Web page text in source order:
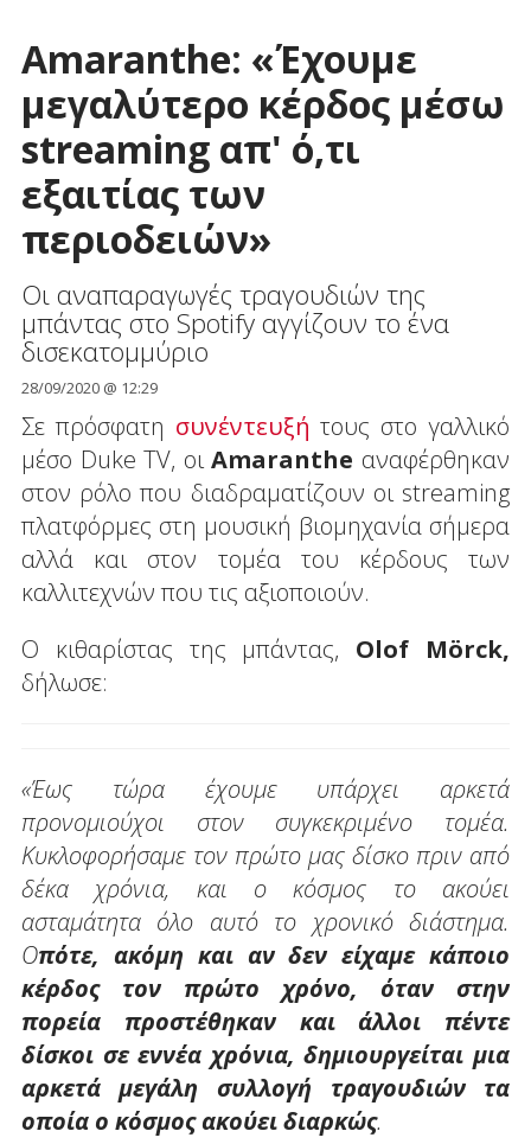
Amaranthe: «Έχουμε
μεγαλύτερο κέρδος μέσω
streaming απ' ό,τι
εξαιτίας των
περιοδειών»
Οι αναπαραγωγές τραγουδιών της
μπάντας στο Spotify αγγίζουν το ένα
δισεκατομμύριο
28/09/2020 @ 12:29
Σε πρόσφατη συνέντευξή τους στο γαλλικό
μέσο Duke TV, οιAmaranthe αναφέρθηκαν
στον ρόλο που διαδραματίζουν οι streaming
πλατφόρμες στη μουσική βιομηχανία σήμερα
αλλά και στον τομέα του κέρδους των
καλλιτεχνών που τις αξιοποιούν.
Ο κιθαρίστας της μπάντας, Olof Mörck,
δήλωσε:
«Έως τώρα έχουμε υπάρχει αρκετά
προνομιούχοι στον συγκεκριμένο τομέα.
Κυκλοφορήσαμε τον πρώτο μας δίσκο πριν από
δέκα χρόνια, και ο κόσμος το ακούει
ασταμάτητα όλο αυτό το χρονικό διάστημα.
Οπότε, ακόμη και αν δεν είχαμε κάποιο
κέρδος τον πρώτο χρόνο, όταν στην
πορεία προστέθηκαν και άλλοι πέντε
δίσκοι σε εννέα χρόνια, δημιουργείται μια
αρκετά μεγάλη συλλογή τραγουδιών τα
οποία ο κόσμος ακούει διαρκώς.